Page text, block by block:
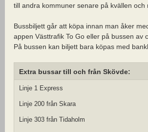
till andra kommuner senare på kvällen och
Bussbiljett går att köpa innan man åker
appen Västtrafik To Go eller på bussen av
På bussen kan biljett bara köpas med
Extra bussar till och från Skövde:
Linje 1 Express
Linje 200 från Skara
Linje 303 från Tidaholm